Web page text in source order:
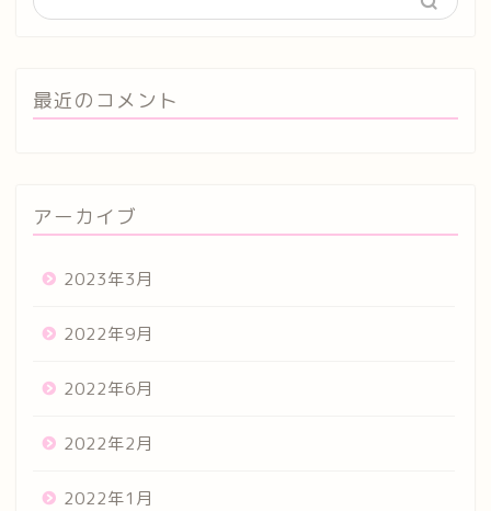
最近のコメント
アーカイブ
2023年3月
2022年9月
2022年6月
2022年2月
2022年1月